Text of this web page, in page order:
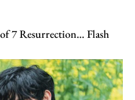
7 Resurrection… Flash